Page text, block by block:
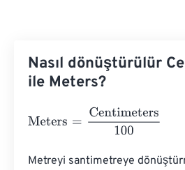
Nasıl dönüştürülür
ile Meters?
Meters Centimeters100
Metreyi santimetreye